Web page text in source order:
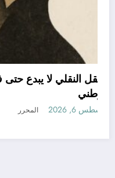
العقل النقلي لا
الوطني
أغسطس 6, 2026 المحرر